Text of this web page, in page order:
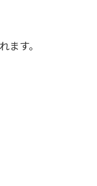
ます。